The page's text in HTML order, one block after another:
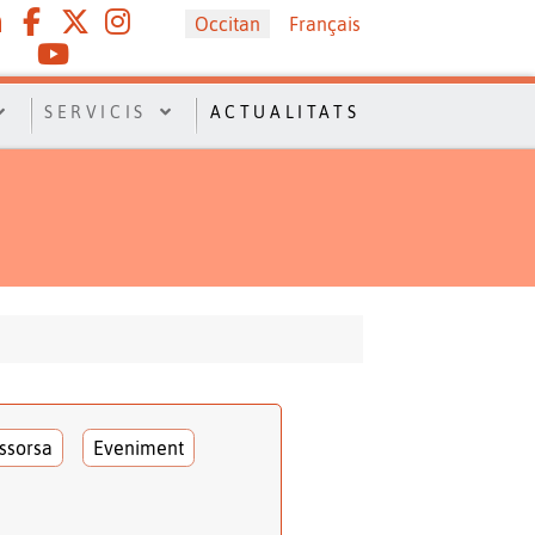
Sélectionnez votre langue
Occitan Français
SERVICIS ACTUALITATS
Eveniment